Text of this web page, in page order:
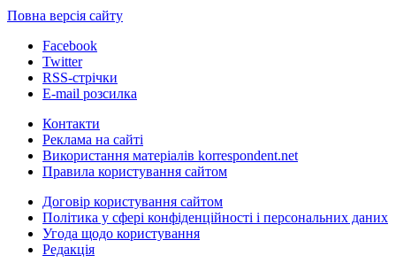
Повна версія сайту
Facebook
Twitter
RSS-стрічки
E-mail розсилка
Контакти
Реклама на сайті
Використання матеріалів korrespondent.net
Правила користування сайтом
Договір користування сайтом
Політика у сфері конфіденційності і персональних даних
Угода щодо користування
Редакція